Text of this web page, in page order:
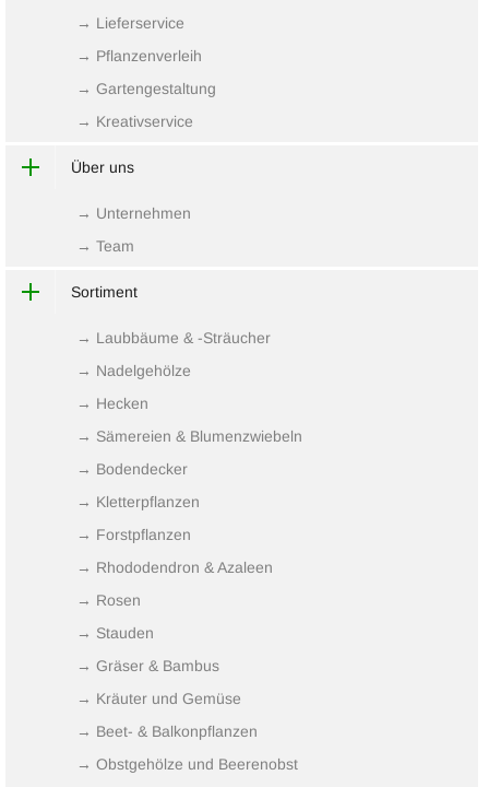
→ Lieferservice
→ Pflanzenverleih
→ Gartengestaltung
→ Kreativservice
Über uns
→ Unternehmen
→ Team
Sortiment
→ Laubbäume & -Sträucher
→ Nadelgehölze
→ Hecken
→ Sämereien & Blumenzwiebeln
→ Bodendecker
→ Kletterpflanzen
→ Forstpflanzen
→ Rhododendron & Azaleen
→ Rosen
→ Stauden
→ Gräser & Bambus
→ Kräuter und Gemüse
→ Beet- & Balkonpflanzen
→ Obstgehölze und Beerenobst